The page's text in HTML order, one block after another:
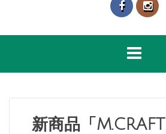
新商品「